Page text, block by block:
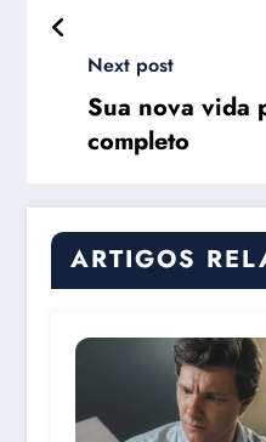
Next post
Sua nova vida
completo
ARTIGOS